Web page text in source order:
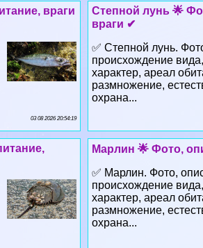
Степной лунь 🌟
враги ✔
✅ Степной лунь.
происхождение
хаpaктер, ареал
размножение,
охрана...
враги
03 08 2026 20:54:19
Марлин 🌟 Фото,
✅ Марлин. Фото,
происхождение
хаpaктер, ареал
размножение,
охрана...